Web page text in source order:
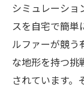
シミュレーシ
スを自宅で簡単
ルファーが競う
な地形を持つ挑
されています。